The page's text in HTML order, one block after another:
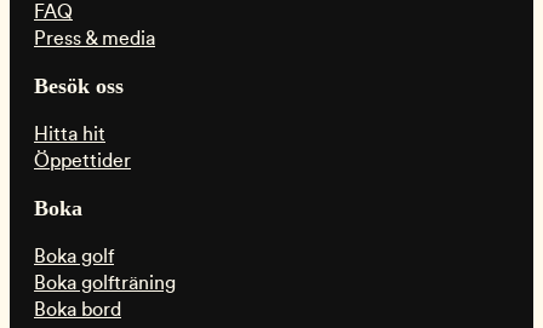
FAQ
Press & media
Besök oss
Hitta hit
Öppettider
Boka
Boka golf
Boka golfträning
Boka bord